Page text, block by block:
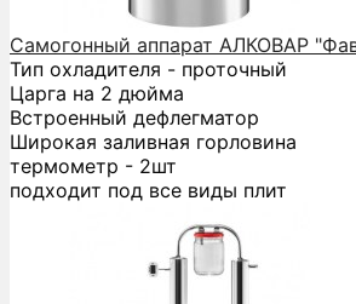
Самогонный аппарат АЛКОВАР
Тип охладителя - проточный
Царга на 2 дюйма
Встроенный дефлегматор
Широкая заливная горловина
термометр - 2шт
подходит под все виды плит